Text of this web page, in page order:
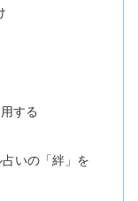
する
いの「絆」を